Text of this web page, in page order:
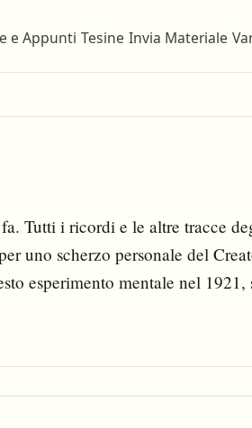
e Appunti Tesine Invia Materiale
Tutti i ricordi e le altre tracce
uno scherzo personale del
esperimento mentale nel 1921,